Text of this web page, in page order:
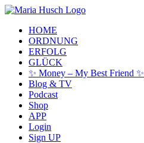
Skip
main
content
Menu
HOME
ORDNUNG
ERFOLG
GLÜCK
✨ Money – My Best Friend ✨
Blog & TV
Podcast
Shop
APP
Login
Sign UP